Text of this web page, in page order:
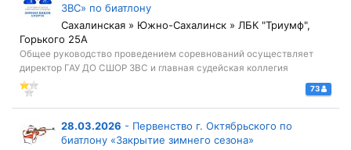
ЗВС» по биатлону
Сахалинская » Южно-Сахалинск » ЛБК "Триумф",
Горького 25А
Общее руководство проведением соревнований осуществляет
директор ГАУ ДО СШОР ЗВС и главная судейская коллегия
73
28.03.2026 - Первенство г. Октябрьского по
биатлону «Закрытие зимнего сезона»